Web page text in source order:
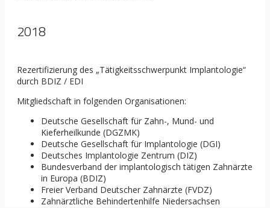
2018
Rezertifizierung des „Tätigkeitsschwerpunkt Implantologie“
durch BDIZ / EDI
Mitgliedschaft in folgenden Organisationen:
Deutsche Gesellschaft für Zahn-, Mund- und
Kieferheilkunde (DGZMK)
Deutsche Gesellschaft für Implantologie (DGI)
Deutsches Implantologie Zentrum (DIZ)
Bundesverband der implantologisch tätigen Zahnärzte
in Europa (BDIZ)
Freier Verband Deutscher Zahnärzte (FVDZ)
Zahnärztliche Behindertenhilfe Niedersachsen